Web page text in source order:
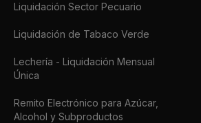
Liquidación Sector Pecuario
Liquidación de Tabaco Verde
Lechería - Liquidación Mensual
Única
Remito Electrónico para Azúcar,
Alcohol y Subproductos